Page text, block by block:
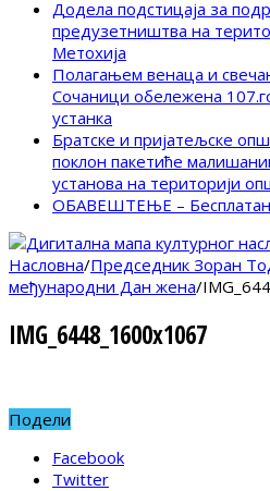
Додела подстицаја за
предузетништва на
Метохија
Полагањем венаца и
Сочаници обележена
устанка
Братске и пријатељске
поклон пакетиће
установа на територији
ОБАВЕШТЕЊЕ –
Насловна/Председник Зоран
међународни Дан жена/
IMG_6448_1600x1067
Подели
Facebook
Twitter